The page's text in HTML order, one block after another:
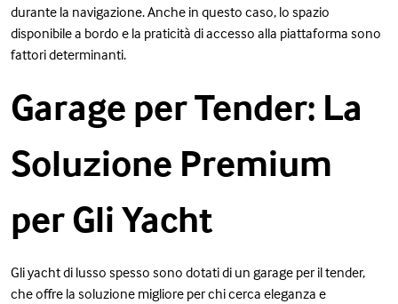
durante la navigazione. Anche in questo caso, lo spazio
disponibile a bordo e la praticità di accesso alla piattaforma sono
fattori determinanti.
Garage per Tender: La
Soluzione Premium
per Gli Yacht
Gli yacht di lusso spesso sono dotati di un garage per il tender,
che offre la soluzione migliore per chi cerca eleganza e